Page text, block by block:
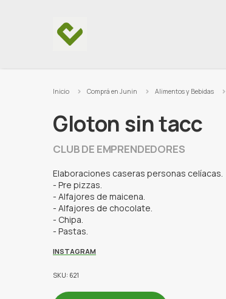
Inicio Comprá en Junin Alimentos y Bebidas
Gloton sin tacc
CLUB DE EMPRENDEDORES
Elaboraciones caseras personas celíacas.
- Pre pizzas.
- Alfajores de maicena.
- Alfajores de chocolate.
- Chipa.
- Pastas.
INSTAGRAM
SKU: 621